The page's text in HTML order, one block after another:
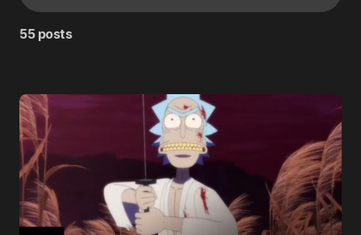
55 posts